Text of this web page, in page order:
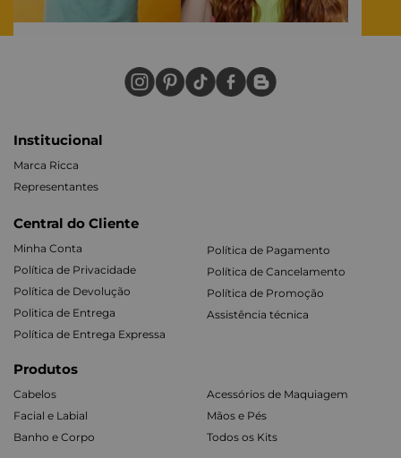
Institucional
Marca Ricca
Representantes
Central do Cliente
Minha Conta
Política de Privacidade
Política de Devolução
Politica de Entrega
Política de Entrega Expressa
Política de Pagamento
Política de Cancelamento
Política de Promoção
Assistência técnica
Produtos
Cabelos
Facial e Labial
Banho e Corpo
Acessórios de Maquiagem
Mãos e Pés
Todos os Kits